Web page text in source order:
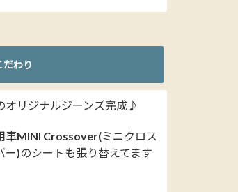
だわり
オリジナルジーンズ完成♪
車MINI Crossover(ミニクロス
ー)のシートも張り替えてます